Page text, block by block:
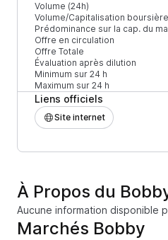
Volume (24h)
Volume/Capitalisation
Prédominance sur la cap. du
Offre en circulation
Offre Totale
Évaluation après dilution
Minimum sur 24 h
Maximum sur 24 h
Liens officiels
Site internet
À Propos du
Aucune information disponible
Marchés Bobby